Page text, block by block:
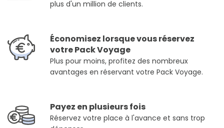
plus d'un million de clients.
Économisez lorsque vous réservez
votre Pack Voyage
Plus pour moins, profitez des nombreux
avantages en réservant votre Pack Voyage.
Payez en plusieurs fois
Réservez votre place à l'avance et sans trop